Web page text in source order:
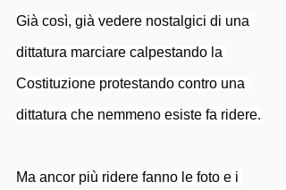
Già così, già vedere nostalgici di una
dittatura marciare calpestando la
Costituzione protestando contro una
dittatura che nemmeno esiste fa ridere.
Ma ancor più ridere fanno le foto e i